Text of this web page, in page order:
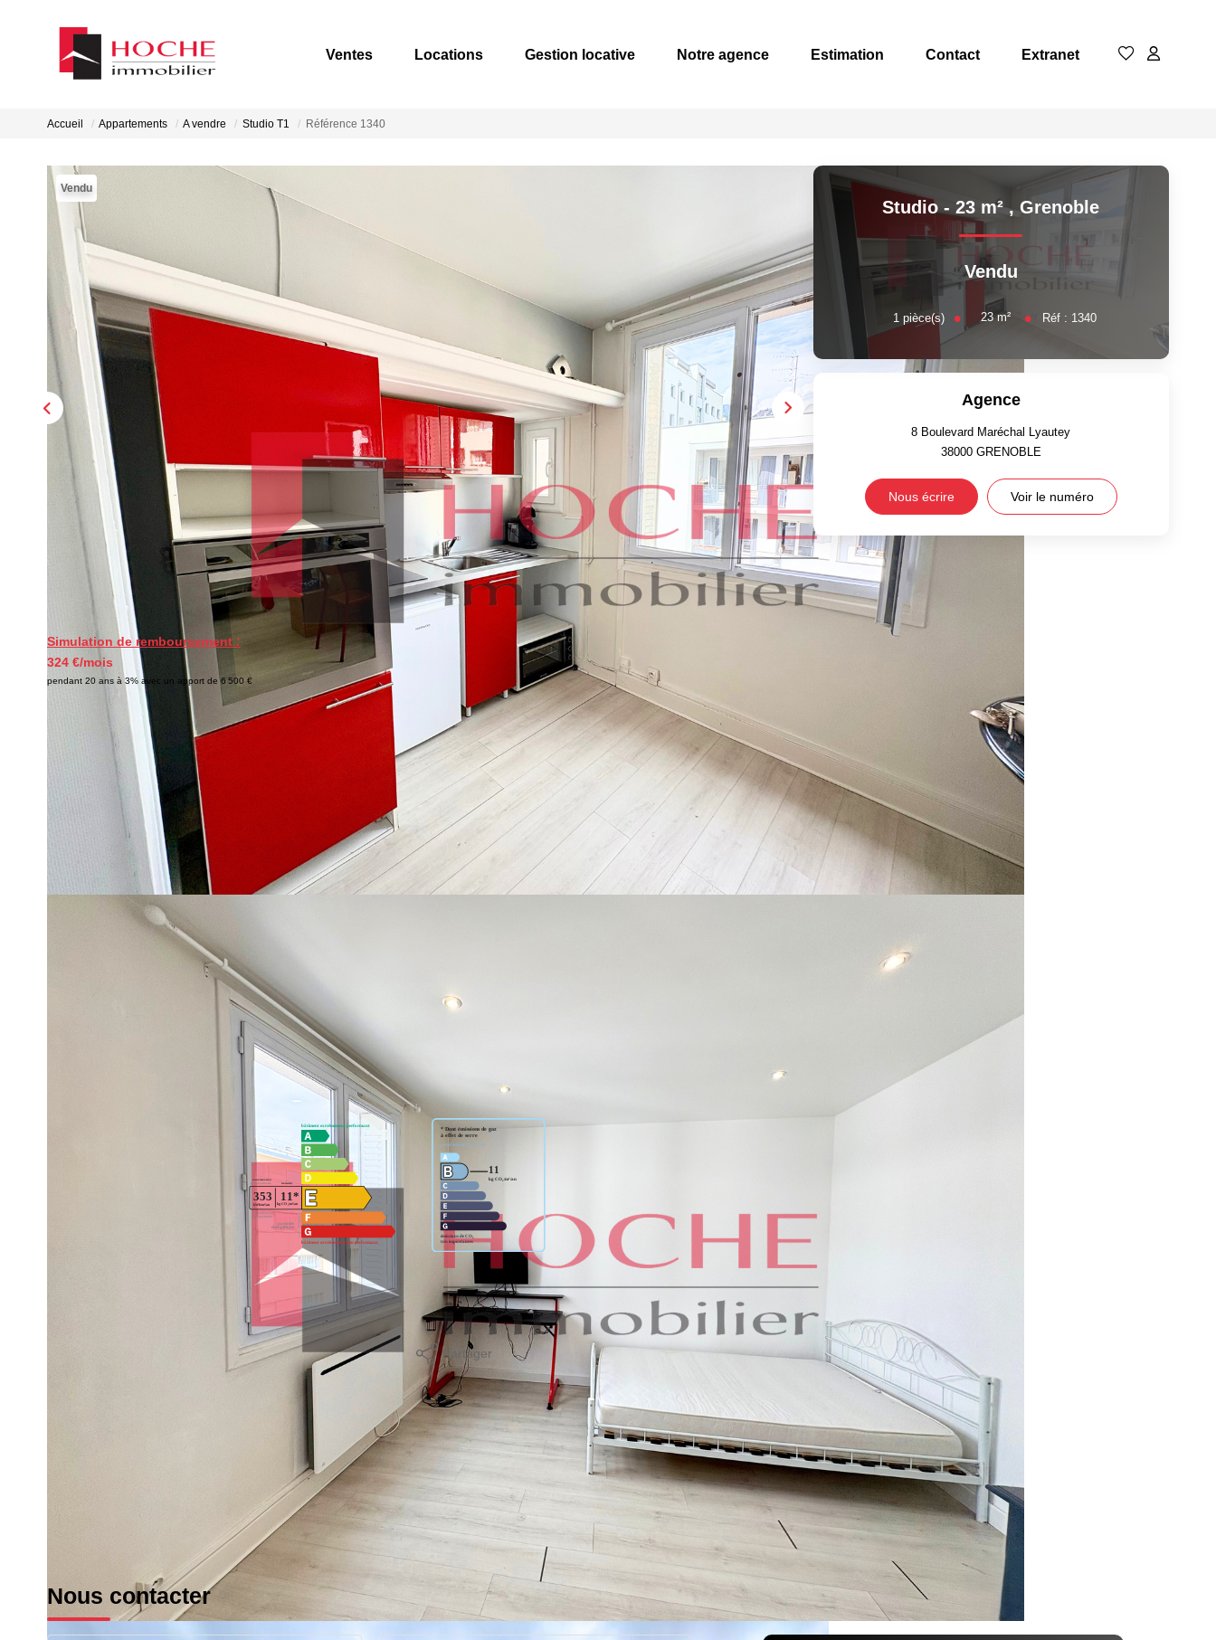
Ventes Locations Gestion locative Notre agence Estimation Contact Extranet
Accueil Appartements A vendre Studio T1 Référence 1340
Vendu
Simulation de remboursement :
324 €/mois
pendant 20 ans à 3% avec un apport de 6 500 €
Description
Réf : 1340
Dans un immeuble ravalé au 45 Rue Mallifaud, à 5 mins à pied de l'arrêt de tram Chavant, découvrez ce charmant studio de
23 m² au 3ème étage sur 4 (sans ascenseur). Pièce principale de 18.91 m² avec double fenêtres et cuisine équipée ouverte
sur la pièce principale. Hall d'entrée de 2.16 m² desservant la SDB composée d'une douche, d'un meuble vasque et des WC.
Appartement en très bon état général, fenêtres PVC double vitrage, DPE en E, chauffage individuel électrique. Appartement
vendu avec cave.
Taxe foncière : 875 €
Charges annuelles : 258 €
Vendu avec locataire en place.
Diagnostics énergétiques
Montant estimé des dépenses annuelles d'énergie pour un usage standard entre 680€ et 960€. indexées aux années 2021,2022
Imprimer Partager Calculer mon budget
Studio - 23 m²,Grenoble
Vendu
1 pièce(s) 23m² Réf : 1340
Agence
8 Boulevard Maréchal Lyautey
38000 GRENOBLE
Nous écrire Voir le numéro
Nous contacter